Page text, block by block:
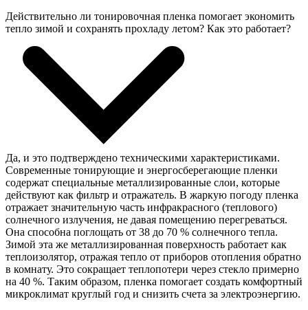
Действительно ли тонировочная пленка помогает экономить
тепло зимой и сохранять прохладу летом? Как это работает?
Да, и это подтверждено техническими характеристиками.
Современные тонирующие и энергосберегающие пленки
содержат специальные металлизированные слои, которые
действуют как фильтр и отражатель. В жаркую погоду пленка
отражает значительную часть инфракрасного (теплового)
солнечного излучения, не давая помещению перегреваться.
Она способна поглощать от 38 до 70 % солнечного тепла.
Зимой эта же металлизированная поверхность работает как
теплоизолятор, отражая тепло от приборов отопления обратно
в комнату. Это сокращает теплопотери через стекло примерно
на 40 %. Таким образом, пленка помогает создать комфортный
микроклимат круглый год и снизить счета за электроэнергию.